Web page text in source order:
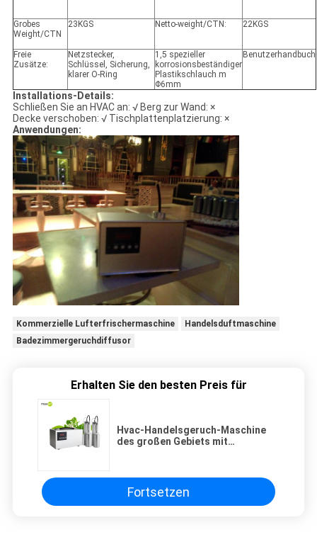
Grobes
Weight/CTN
23KGS Netto-weight/CTN: 22KGS
Freie
Zusätze:
Netzstecker,
Schlüssel, Sicherung,
klarer O-Ring
1,5 spezieller
korrosionsbeständiger
Plastikschlauch m
Φ6mm
Benutzerhandbuch
Installations-Details:
Schließen Sie an HVAC an: √ Berg zur Wand: ×
Decke verschoben: √ Tischplattenplatzierung: ×
Anwendungen:
Kommerzielle Lufterfrischermaschine
Handelsduftmaschine
Badezimmergeruchdiffusor
Erhalten Sie den besten Preis für
Hvac-Handelsgeruch-Maschine
des großen Gebiets mit
Fortsetzen